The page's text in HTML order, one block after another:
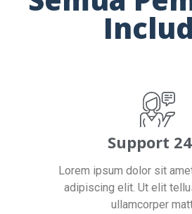
Support
Lorem ipsum dolor sit
adipiscing elit. Ut elit
ullamcorper